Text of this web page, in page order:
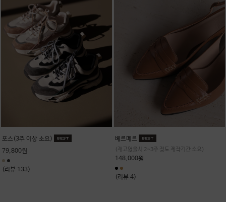
포스(3주 이상 소요)
79,800원
(리뷰 133)
베르메르
(재고없을시 2~3주 정도 제작기간 소요)
148,000원
(리뷰 4)